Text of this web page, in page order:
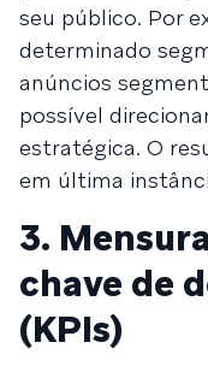
seu público. Por
determinado
anúncios
possível
estratégica. O
em última
3.
chave de
(KPIs)